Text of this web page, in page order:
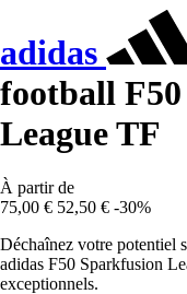
adidas
football
League TF
À partir de
75,00 € 52,50 € -30%
Déchaînez votre potentiel
adidas F50 Sparkfusion
exceptionnels.